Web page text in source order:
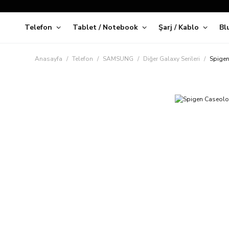
Telefon Tablet / Notebook Şarj / Kablo
Anasayfa Telefon SAMSUNG Diğer Galaxy Serileri